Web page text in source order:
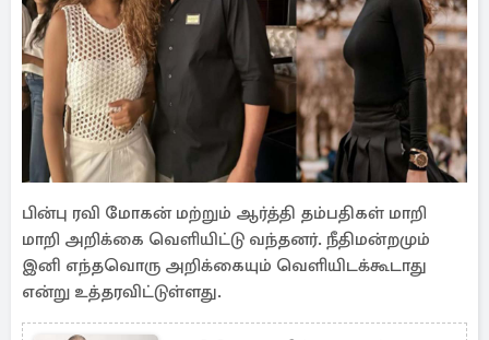
பின்பு ரவி மோகன் மற்றும் ஆர்த்தி தம்பதிகள் மாறி
மாறி அறி்க்கை வெளியிட்டு வந்தனர். நீதிமன்றமும்
இனி எந்தவொரு அறிக்கையும் வெளியிடக்கூடாது
என்று உத்தரவிட்டுள்ளது.